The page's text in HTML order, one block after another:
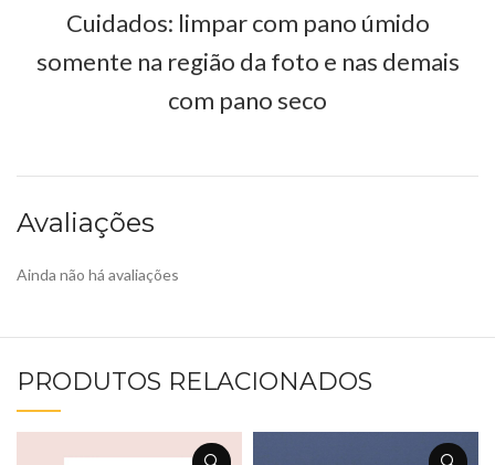
Cuidados: limpar com pano úmido
somente na região da foto e nas demais
com pano seco
Avaliações
Ainda não há avaliações
PRODUTOS RELACIONADOS